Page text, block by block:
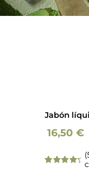
Barba
Jabón
16,50 €
(